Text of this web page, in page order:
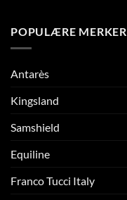
POPULÆRE MERKER
Antarès
Kingsland
Samshield
Equiline
Franco Tucci Italy